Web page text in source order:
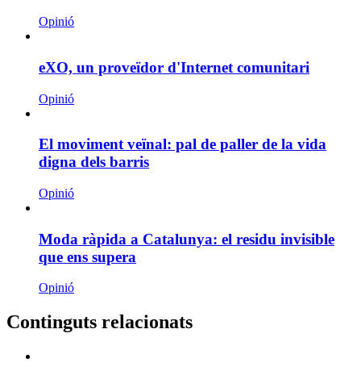
Opinió
eXO, un proveïdor d'Internet comunitari
Opinió
El moviment veïnal: pal de paller de la vida
digna dels barris
Opinió
Moda ràpida a Catalunya: el residu invisible
que ens supera
Opinió
Continguts relacionats